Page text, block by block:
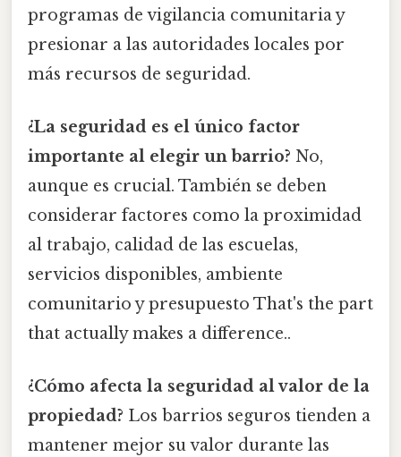
programas de vigilancia comunitaria y
presionar a las autoridades locales por
más recursos de seguridad.
¿La seguridad es el único factor
importante al elegir un barrio? No,
aunque es crucial. También se deben
considerar factores como la proximidad
al trabajo, calidad de las escuelas,
servicios disponibles, ambiente
comunitario y presupuesto That's the part
that actually makes a difference..
¿Cómo afecta la seguridad al valor de la
propiedad? Los barrios seguros tienden a
mantener mejor su valor durante las